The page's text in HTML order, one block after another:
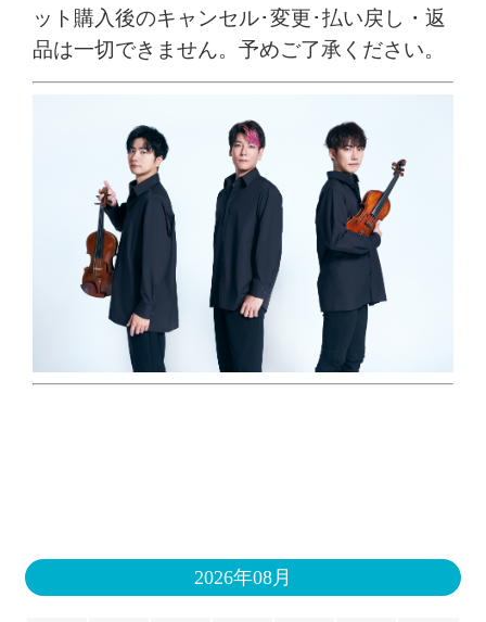
ット購入後のキャンセル･変更･払い戻し・返
品は一切できません。予めご了承ください。
2026年08月